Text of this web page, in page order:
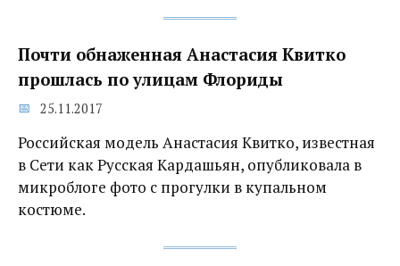
Почти обнаженная Анастасия Квитко
прошлась по улицам Флориды
25.11.2017
Российская модель Анастасия Квитко, известная
в Сети как Русская Кардашьян, опубликовала в
микроблоге фото с прогулки в купальном
костюме.